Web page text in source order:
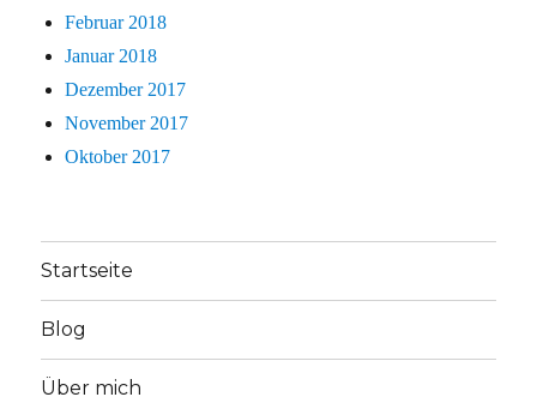
Februar 2018
Januar 2018
Dezember 2017
November 2017
Oktober 2017
Startseite
Blog
Über mich